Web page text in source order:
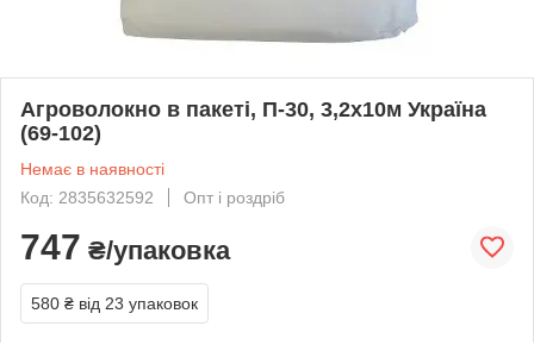
Агроволокно в пакеті, П-30, 3,2х10м Україна
(69-102)
Немає в наявності
Код: 2835632592
Опт і роздріб
747 ₴/упаковка
580 ₴ від 23 упаковок